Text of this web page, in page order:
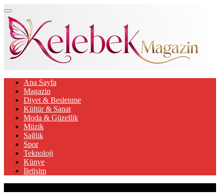
Ana Sayfa
Magazin
Diyet & Beslenme
Kültür & Sanat
Moda & Güzellik
Müzik
Sağlık
Spor
Teknoloji
Künye
İletişim